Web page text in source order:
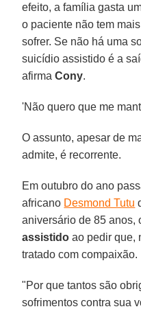
efeito, a família gasta
o paciente não tem
sofrer. Se não há uma
suicídio assistido é a
afirmaCony.
'Não quero que me
O assunto, apesar de
admite, é recorrente.
Em outubro do ano
africano Desmond Tutu
aniversário de 85 anos,
assistido ao pedir que,
tratado com compaixão.
"Por que tantos são
sofrimentos contra sua